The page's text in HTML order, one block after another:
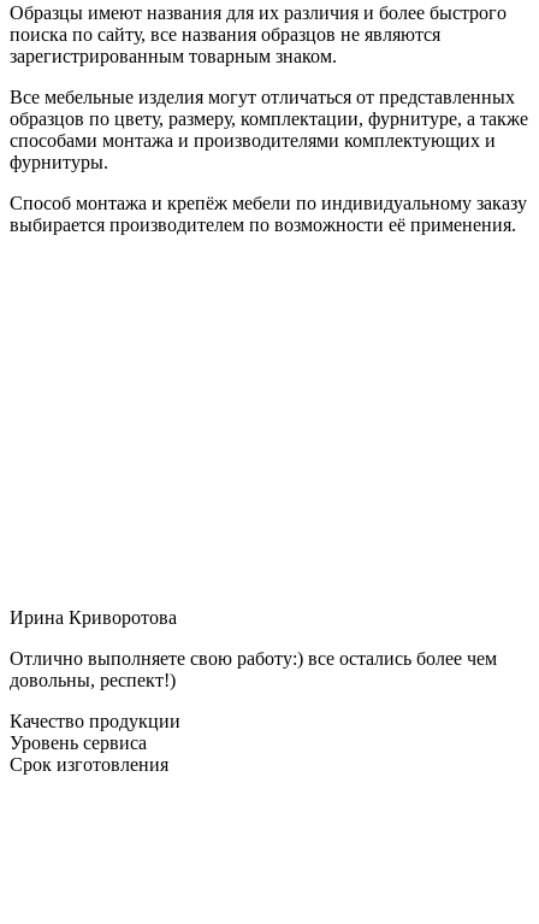
Образцы имеют названия для их различия и более быстрого
поиска по сайту, все названия образцов не являются
зарегистрированным товарным знаком.
Все мебельные изделия могут отличаться от представленных
образцов по цвету, размеру, комплектации, фурнитуре, а также
способами монтажа и производителями комплектующих и
фурнитуры.
Способ монтажа и крепёж мебели по индивидуальному заказу
выбирается производителем по возможности её применения.
Ирина Криворотова
Отлично выполняете свою работу:) все остались более чем
довольны, респект!)
Качество продукции
Уровень сервиса
Срок изготовления